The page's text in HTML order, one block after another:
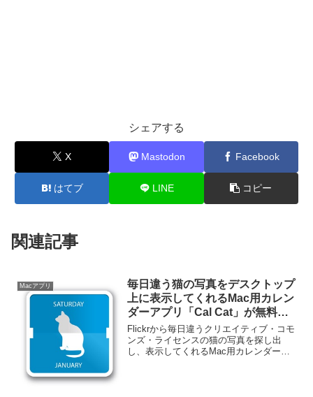
シェアする
X Mastodon Facebook
はてブ LINE コピー
関連記事
Macアプリ
毎日違う猫の写真をデスクトップ
上に表示してくれるMac用カレン
ダーアプリ「Cal Cat」が無料セ
ール中。
Flickrから毎日違うクリエイティブ・コモ
ンズ・ライセンスの猫の写真を探し出
し、表示してくれるMac用カレンダーア